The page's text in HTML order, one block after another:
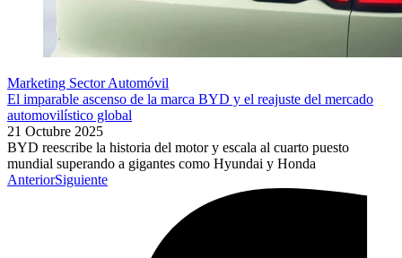
Marketing Sector Automóvil
El imparable ascenso de la marca BYD y el reajuste del mercado
automovilístico global
21 Octubre 2025
BYD reescribe la historia del motor y escala al cuarto puesto
mundial superando a gigantes como Hyundai y Honda
AnteriorSiguiente